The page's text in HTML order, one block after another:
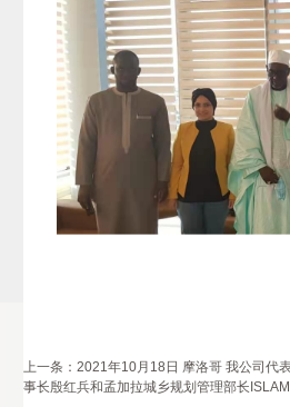
上一条： 2021年10月18日 摩洛哥 我公司代
事长殷红兵和孟加拉城乡规划管理部长